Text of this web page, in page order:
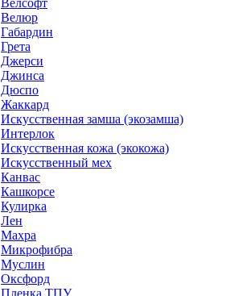
Велсофт
Велюр
Габардин
Грета
Джерси
Джинса
Дюспо
Жаккард
Искусственная замша (экозамша)
Интерлок
Искусственная кожа (экокожа)
Искусственный мех
Канвас
Кашкорсе
Кулирка
Лен
Махра
Микрофибра
Муслин
Оксфорд
Пленка ТПУ